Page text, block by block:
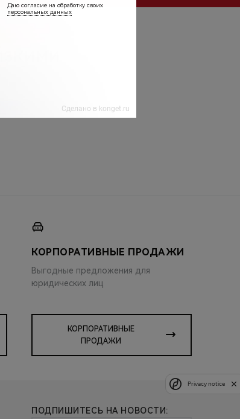
КОРПОРАТИВНЫЕ ПРОДАЖИ
Выгодные предложения для
юридических лиц
КОРПОРАТИВНЫЕ
ПРОДАЖИ
ПОДПИШИТЕСЬ НА НОВОСТИ:
Privacy notice